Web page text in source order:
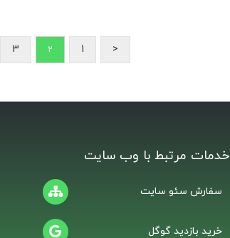
<
1
2
3
خدمات مرتبط با وب سایت
سفارش سئو سایت
خرید بازدید گوگل